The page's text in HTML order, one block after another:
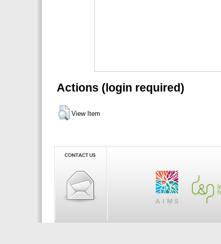
Actions (login required)
View Item